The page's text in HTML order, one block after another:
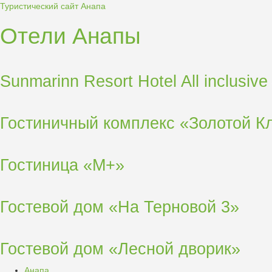
Туристический сайт Анапа
Отели Анапы
Sunmarinn Resort Hotel All inclusive
Гостиничный комплекс «Золотой
Гостиница «М+»
Гостевой дом «На Терновой 3»
Гостевой дом «Лесной дворик»